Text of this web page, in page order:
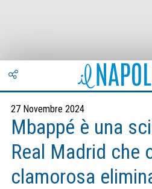
27 Novembre 2024
Mbappé è una
Real Madrid che
clamorosa